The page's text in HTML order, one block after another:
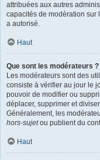
attribuées aux autres
capacités de modération sur
a autorisé.
Haut
Que sont les modérateurs ?
Les modérateurs sont des
consiste à vérifier au jour le
pouvoir de modifier ou
déplacer, supprimer et
Généralement, les
hors-sujetou publient du
Haut